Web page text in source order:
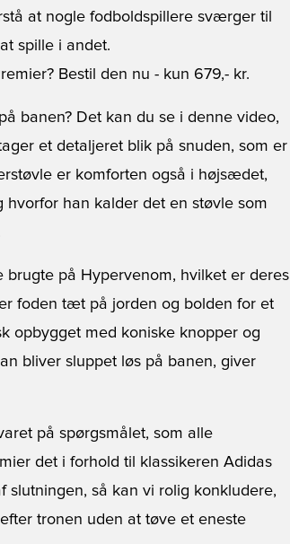
at nogle fodboldspillere sværger til
spille i andet.
Bestil den nu - kun 679,- kr.
banen? Det kan du se i denne video,
et detaljeret blik på snuden, som er
er komforten også i højsædet,
han kalder det en støvle som
på Hypervenom, hvilket er deres
foden tæt på jorden og bolden for et
opbygget med koniske knopper og
bliver sluppet løs på banen, giver
på spørgsmålet, som alle
det i forhold til klassikeren Adidas
slutningen, så kan vi rolig konkludere,
tronen uden at tøve et eneste